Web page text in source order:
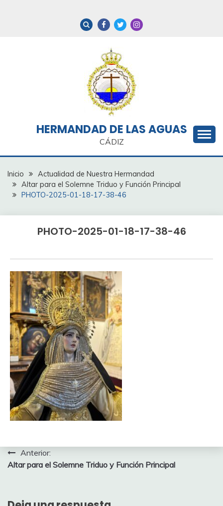
HERMANDAD DE LAS AGUAS
CÁDIZ
Inicio
Actualidad de Nuestra Hermandad
Altar para el Solemne Triduo y Función Principal
PHOTO-2025-01-18-17-38-46
PHOTO-2025-01-18-17-38-46
Navegación
de
Anterior:
Altar para el Solemne Triduo y Función Principal